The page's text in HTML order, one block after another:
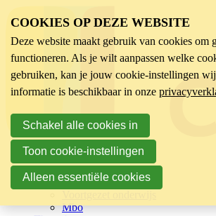
Sector
Kinderopvang
Basisonderwijs
Mbo
COOKIES OP DEZE WEBSITE
Deze website maakt gebruik van cookies om
functioneren. Als je wilt aanpassen welke
gebruiken, kan je jouw cookie-instellingen
informatie is beschikbaar in onze
Schakel alle cookies in
Toon cookie-instellingen
Alleen essentiële cookies